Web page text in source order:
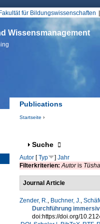
Fakultät für Bildungswissenschaften
Wissensmanagement
Publications
Startseite ›
Anzeigen
Suche
Autor[Typ ] Jahr
Filterkriterien:Autoris
Journal Article
Zender, R., Buchner, J.,
Durchführung
doi:https://doi.org/